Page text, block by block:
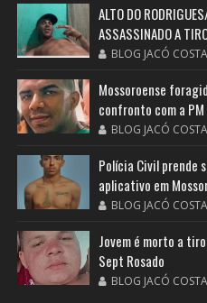
ALTO DO
ASSASSINADO A
BLOG JACÓ COSTA
Mossoroense
confronto com a
BLOG JACÓ COSTA
Polícia Civil prende
aplicativo em
BLOG JACÓ COSTA
Jovem é morto a
Sept Rosado
BLOG JACÓ COSTA